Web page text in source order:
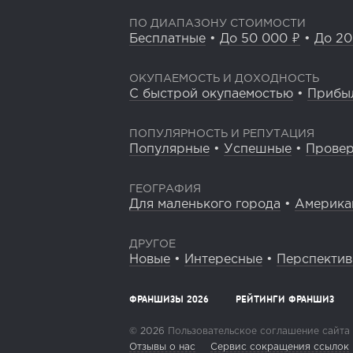
ПО ДИАПАЗОНУ СТОИМОСТИ
Бесплатные • До 50 000 ₽ • До
ОКУПАЕМОСТЬ И ДОХОДНОСТЬ
С быстрой окупаемостью •
ПОПУЛЯРНОСТЬ И РЕПУТАЦИЯ
Популярные • Успешные •
ГЕОГРАФИЯ
Для маленького города •
ДРУГОЕ
Новые • Интересные •
ФРАНШИЗЫ 2026 РЕЙТИНГИ ФРАНШИЗ
© 2026 Пользовательское соглашение сайта
Отзывы о нас
Сервис сокращения ссылок